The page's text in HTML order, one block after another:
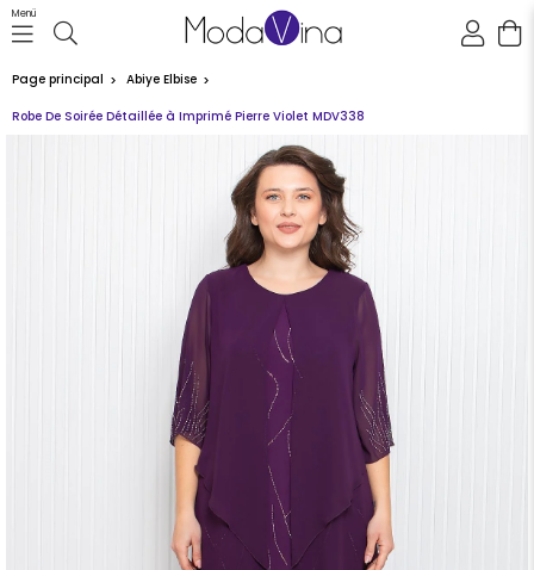
Menü
Page principal Abiye Elbise
Robe De Soirée Détaillée à Imprimé Pierre Violet MDV338